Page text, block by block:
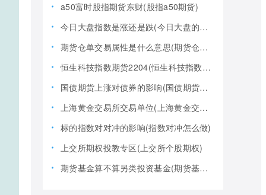
a50富时股指期货东财(股指a50期货)
今日大盘指数是涨还是跌(今日大盘的指数是多少)
期货仓单交易属性是什么意思(期货仓是什么意思)
恒生科技指数期货2204(恒生科技指数期货夜盘)
国债期货上涨对债券的影响(国债期货上涨对债券的影响大吗)
上海黄金交易所交易单位(上海黄金交易所全称)
标的指数对对冲的影响(指数对冲怎么做)
上交所期权投教专区(上交所个股期权)
期货基金算不算另类投资基金(期货基金是期货还是基金)